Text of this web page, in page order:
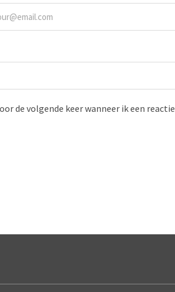
de volgende keer wanneer ik een reactie